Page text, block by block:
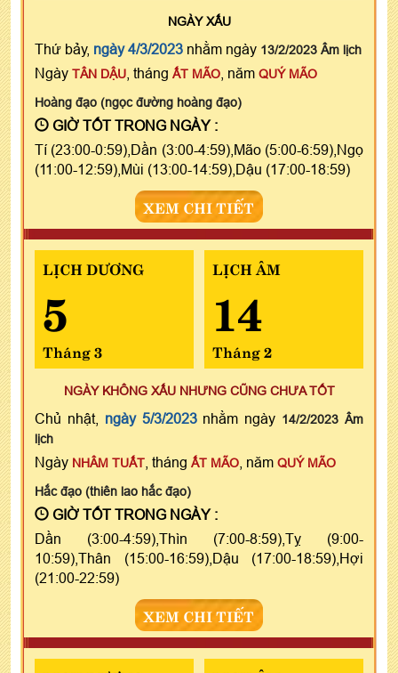
NGÀYXẤU
Thứ bảy, ngày 4/3/2023 nhằm ngày 13/2/2023 Âm lịch
Ngày TÂN DẬU , tháng ẤT MÃO , năm QUÝ MÃO
Hoàng đạo (ngọc đường hoàng đạo)
GIỜ TỐT TRONG NGÀY :
Tí (23:00-0:59),Dần (3:00-4:59),Mão (5:00-6:59),Ngọ
(11:00-12:59),Mùi (13:00-14:59),Dậu (17:00-18:59)
XEM CHI TIẾT
LỊCH DƯƠNG
5
Tháng 3
LỊCH ÂM
14
Tháng 2
NGÀY KHÔNG XẤU NHƯNG CŨNG CHƯA TỐT
Chủ nhật, ngày 5/3/2023nhằm ngày 14/2/2023 Âm
lịch
Ngày NHÂM TUẤT , tháng ẤT MÃO , năm QUÝ MÃO
Hắc đạo (thiên lao hắc đạo)
GIỜ TỐT TRONG NGÀY :
Dần (3:00-4:59),Thìn (7:00-8:59),Tỵ (9:00-
10:59),Thân (15:00-16:59),Dậu (17:00-18:59),Hợi
(21:00-22:59)
XEM CHI TIẾT